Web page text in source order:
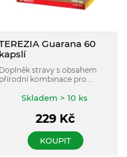
Guarana 60
kapslí
Doplněk stravy s obsahem
přírodní kombinace pro
Skladem > 10 ks
229 Kč
KOUPIT